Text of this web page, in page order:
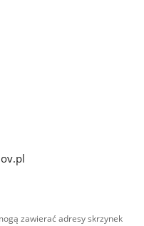
zawierać adresy skrzynek